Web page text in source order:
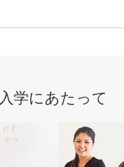
入学にあたって